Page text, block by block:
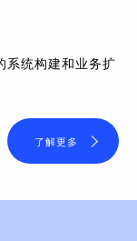
系统构建和业务扩
了解更多